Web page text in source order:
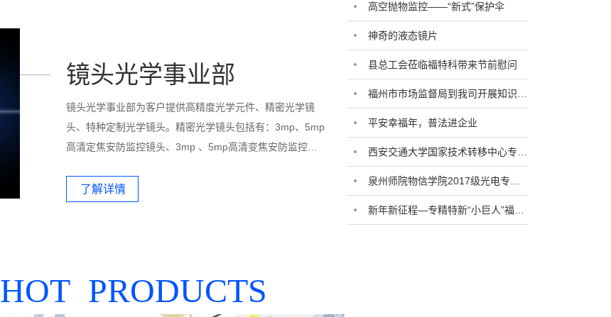
镜头光学事业部
镜头光学事业部为客户提供高精度光学元件、精密光学镜
头、特种定制光学镜头。精密光学镜头包括有：3mp、5mp
高清定焦安防监控镜头、3mp 、5mp高清变焦安防监控镜
车车载镜头等
了解详情
高空抛物监控——“新式”保护伞
神奇的液态镜片
县总工会莅临福特科带来节前慰问
福州市市场监督局到我司开展知识产权调研
平安幸福年，普法进企业
西安交通大学国家技术转移中心专家领导来我司调研
泉州师院物信学院2017级光电专业学生于我司集中实习
新年新征程—专精特新“小巨人”福特科砥砺前行！
HOT PRODUCTS